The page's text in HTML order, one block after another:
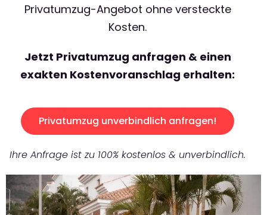
Privatumzug-Angebot ohne versteckte
Kosten.
Jetzt Privatumzug anfragen & einen
exakten Kostenvoranschlag erhalten:
Privatumzug unverbindlich anfragen!
Ihre Anfrage ist zu 100% kostenlos & unverbindlich.